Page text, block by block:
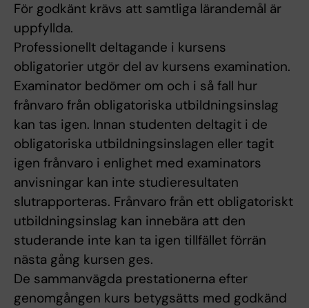
För godkänt krävs att samtliga lärandemål är
uppfyllda.
Professionellt deltagande i kursens
obligatorier utgör del av kursens examination.
Examinator bedömer om och i så fall hur
frånvaro från obligatoriska utbildningsinslag
kan tas igen. Innan studenten deltagit i de
obligatoriska utbildningsinslagen eller tagit
igen frånvaro i enlighet med examinators
anvisningar kan inte studieresultaten
slutrapporteras. Frånvaro från ett obligatoriskt
utbildningsinslag kan innebära att den
studerande inte kan ta igen tillfället förrän
nästa gång kursen ges.
De sammanvägda prestationerna efter
genomgången kurs betygsätts med godkänd